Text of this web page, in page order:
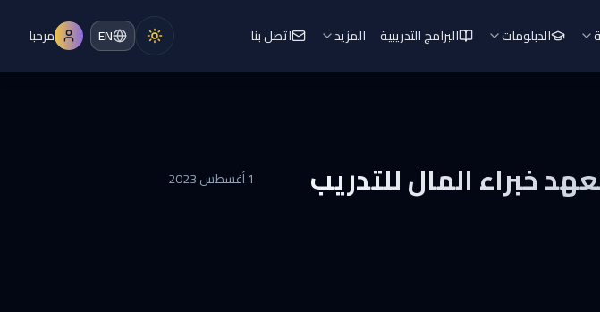
الدبلومات البرامج التدريبية المزيد اتصل بنا EN مرحبا
خبراء المال للتدريب 1 أغسطس 2023